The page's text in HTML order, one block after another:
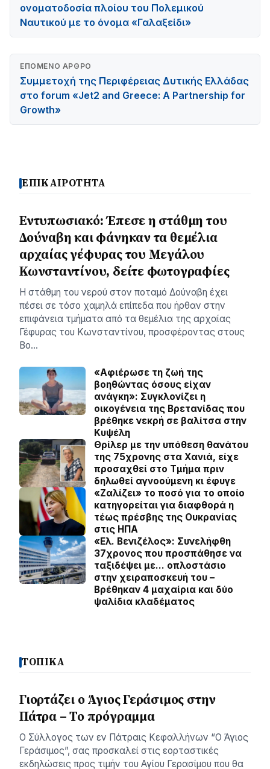
ονοματοδοσία πλοίου του Πολεμικού
Ναυτικού με το όνομα «Γαλαξείδι»
ΕΠΌΜΕΝΟ ΆΡΘΡΟ
Συμμετοχή της Περιφέρειας Δυτικής Ελλάδας
στο forum «Jet2 and Greece: A Partnership for
Growth»
ΕΠΙΚΑΙΡΟΤΗΤΑ
Εντυπωσιακό: Έπεσε η στάθμη του
Δούναβη και φάνηκαν τα θεμέλια
αρχαίας γέφυρας του Μεγάλου
Κωνσταντίνου, δείτε φωτογραφίες
Η στάθμη του νερού στον ποταμό Δούναβη έχει
πέσει σε τόσο χαμηλά επίπεδα που ήρθαν στην
επιφάνεια τμήματα από τα θεμέλια της αρχαίας
Γέφυρας του Κωνσταντίνου, προσφέροντας στους
Βο…
«Αφιέρωσε τη ζωή της
βοηθώντας όσους είχαν
ανάγκη»: Συγκλονίζει η
οικογένεια της Βρετανίδας που
βρέθηκε νεκρή σε βαλίτσα στην
Κυψέλη
Θρίλερ με την υπόθεση θανάτου
της 75χρονης στα Χανιά, είχε
προσαχθεί στο Τμήμα πριν
δηλωθεί αγνοούμενη κι έφυγε
«Ζαλίζει» το ποσό για το οποίο
κατηγορείται για διαφθορά η
τέως πρέσβης της Ουκρανίας
στις ΗΠΑ
«Ελ. Βενιζέλος»: Συνελήφθη
37χρονος που προσπάθησε να
ταξιδέψει με… οπλοστάσιο
στην χειραποσκευή του –
Βρέθηκαν 4 μαχαίρια και δύο
ψαλίδια κλαδέματος
ΤΟΠΙΚΑ
Γιορτάζει ο Άγιος Γεράσιμος στην
Πάτρα – Το πρόγραμμα
Ο Σύλλογος των εν Πάτραις Κεφαλλήνων “Ο Άγιος
Γεράσιμος”, σας προσκαλεί στις εορταστικές
εκδηλώσεις προς τιμήν του Αγίου Γερασίμου που θα